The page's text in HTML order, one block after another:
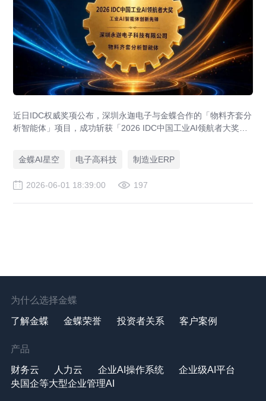
近日IDC权威奖项公布，深圳永迦电子与金蝶合作的「物料齐套分
析智能体」项目，成功斩获「2026 IDC中国工业AI领航者大奖
金蝶AI星空
电子高科技 制造业ERP
2026-06-01 18:39:00 197
为什么选择金蝶
了解金蝶 金蝶荣誉 投资者关系 客户案例
产品
财务云 人力云 企业AI操作系统
企业级AI平台
央国企等大型企业管理AI